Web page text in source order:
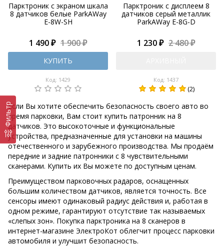
Парктроник с экраном шкала
8 датчиков белые ParkAWay
E-8W-SH
1 490 ₽ 1 900 ₽
КУПИТЬ
Код: 1429
Парктроник с дисплеем 8
датчиков серый металлик
ParkAWay E-8G-D
1 230 ₽ 2 480 ₽
Код: 1437
(2)
Если Вы хотите обеспечить безопасность своего авто во
время парковки, Вам стоит купить патронник на 8
датчиков. Это высокоточные и функциональные
устройства, предназначенные для установки на машины
отечественного и зарубежного производства. Мы продаём
передние и задние патронники с 8 чувствительными
сканерами. Купить их Вы можете по доступным ценам.
Преимуществом парковочных радаров, оснащенных
большим количеством датчиков, является точность. Все
сенсоры имеют одинаковый радиус действия и, работая в
одном режиме, гарантируют отсутствие так называемых
«слепых зон». Покупка парктроника на 8 сканеров в
интернет-магазине ЭлектроКот облегчит процесс парковки
автомобиля и улучшит безопасность.
Фильтр